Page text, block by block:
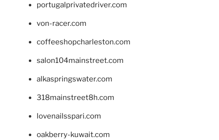
portugalprivatedriver.com
von-racer.com
coffeeshopcharleston.com
salon104mainstreet.com
alkaspringswater.com
318mainstreet8h.com
lovenailsspari.com
oakberry-kuwait.com